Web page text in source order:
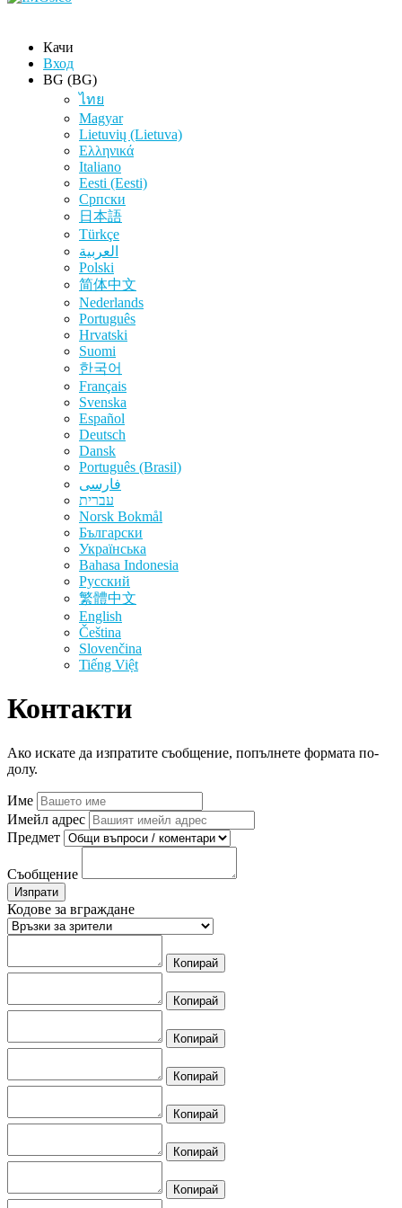
Качи
Вход
BG (BG)
ไทย
Magyar
Lietuvių (Lietuva)
Ελληνικά
Italiano
Eesti (Eesti)
Српски
日本語
Türkçe
العربية
Polski
简体中文
Nederlands
Português
Hrvatski
Suomi
한국어
Français
Svenska
Español
Deutsch
Dansk
Português (Brasil)
فارسی
עברית
‪Norsk Bokmål‬
Български
Українська
Bahasa Indonesia
Русский
繁體中文
English
Čeština
Slovenčina
Tiếng Việt
Контакти
Ако искате да изпратите съобщение, попълнете формата по-
долу.
Име
Имейл адрес
Предмет
Съобщение
Изпрати
Кодове за вграждане
Копирай
Копирай
Копирай
Копирай
Копирай
Копирай
Копирай